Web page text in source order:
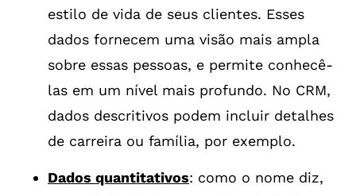
estilo de vida de seus clientes. Esses
dados fornecem uma visão mais ampla
sobre essas pessoas, e permite conhecê-
las em um nível mais profundo. No CRM,
dados descritivos podem incluir detalhes
de carreira ou família, por exemplo.
Dados quantitativos: como o nome diz,